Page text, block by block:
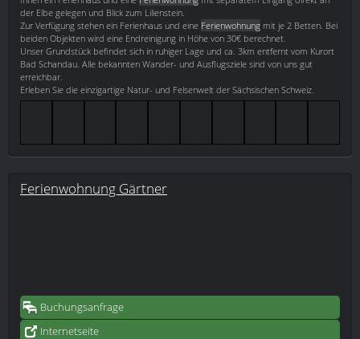
der Elbe gelegen und Blick zum Lilienstein.
Zur Verfügung stehen ein Ferienhaus und eine Ferienwohnung mit je 2 Betten. Bei
beiden Objekten wird eine Endreinigung in Höhe von 30€ berechnet.
Unser Grundstück befindet sich in ruhiger Lage und ca. 3km entfernt vom Kurort
Bad Schandau. Alle bekannten Wander- und Ausflugsziele sind von uns gut
erreichbar.
Erleben Sie die einzigartige Natur- und Felsenwelt der Sächsischen Schweiz.
Ferienwohnung Gärtner
Buchungsanfrage
Internetseite